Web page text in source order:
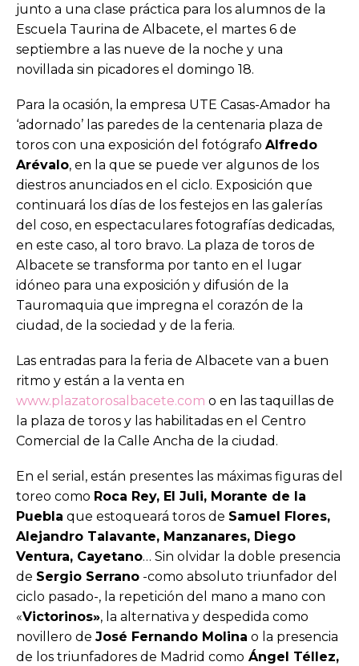
junto a una clase práctica para los alumnos de la
Escuela Taurina de Albacete, el martes 6 de
septiembre a las nueve de la noche y una
novillada sin picadores el domingo 18.
Para la ocasión, la empresa UTE Casas-Amador ha
‘adornado’ las paredes de la centenaria plaza de
toros con una exposición del fotógrafo Alfredo
Arévalo, en la que se puede ver algunos de los
diestros anunciados en el ciclo. Exposición que
continuará los días de los festejos en las galerías
del coso, en espectaculares fotografías dedicadas,
en este caso, al toro bravo. La plaza de toros de
Albacete se transforma por tanto en el lugar
idóneo para una exposición y difusión de la
Tauromaquia que impregna el corazón de la
ciudad, de la sociedad y de la feria.
Las entradas para la feria de Albacete van a buen
ritmo y están a la venta en
www.plazatorosalbacete.com o en las taquillas de
la plaza de toros y las habilitadas en el Centro
Comercial de la Calle Ancha de la ciudad.
En el serial, están presentes las máximas figuras del
toreo como Roca Rey, El Juli, Morante de la
Puebla que estoqueará toros de Samuel Flores,
Alejandro Talavante, Manzanares, Diego
Ventura, Cayetano… Sin olvidar la doble presencia
de Sergio Serrano -como absoluto triunfador del
ciclo pasado-, la repetición del mano a mano con
«Victorinos», la alternativa y despedida como
novillero de José Fernando Molina o la presencia
de los triunfadores de Madrid como Ángel Téllez,